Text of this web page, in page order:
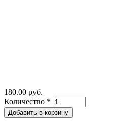
180.00 руб.
Количество *